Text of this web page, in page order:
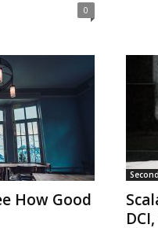
0
How Good